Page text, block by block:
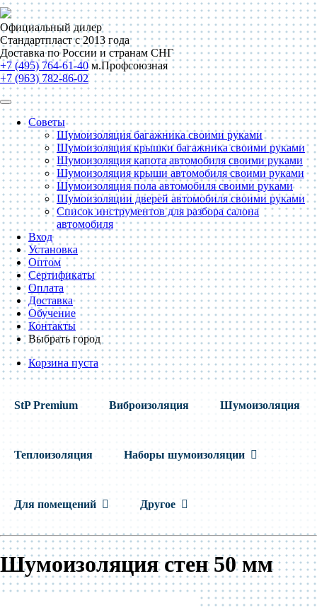
Официальный дилер
Стандартпласт с 2013 года
Доставка по России и странам СНГ
+7 (495) 764-61-40 м.Профсоюзная
+7 (963) 782-86-02
Советы
Шумоизоляция багажника своими руками
Шумоизоляция крышки багажника своими руками
Шумоизоляция капота автомобиля своими руками
Шумоизоляция крыши автомобиля своими руками
Шумоизоляция пола автомобиля своими руками
Шумоизоляции дверей автомобиля своими руками
Список инструментов для разбора салона
автомобиля
Вход
Установка
Оптом
Сертификаты
Оплата
Доставка
Обучение
Контакты
Выбрать город
Корзина пуста
StP Premium Виброизоляция Шумоизоляция
Теплоизоляция Наборы шумоизоляции
Для помещений Другое
Шумоизоляция стен 50 мм